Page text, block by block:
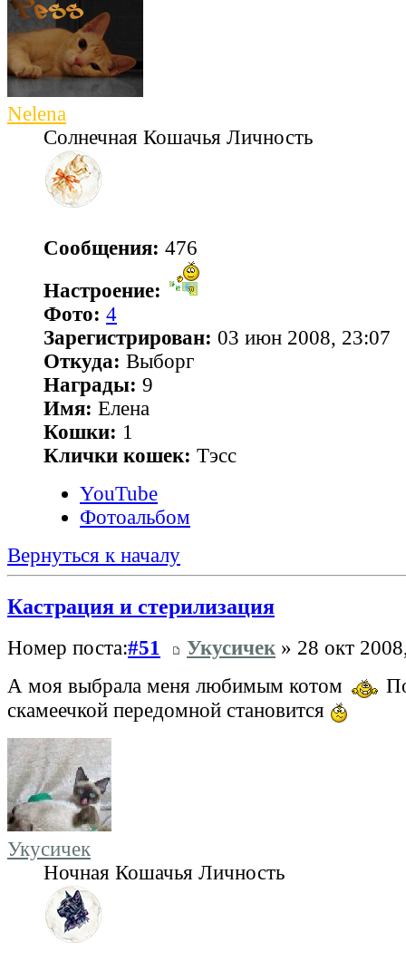
Nelena
Солнечная Кошачья Личность
Сообщения: 476
Настроение:
Фото: 4
Зарегистрирован: 03 июн 2008, 23:07
Откуда: Выборг
Награды: 9
Имя: Елена
Кошки: 1
Клички кошек: Тэсс
YouTube
Фотоальбом
Вернуться к началу
Кастрация и стерилизация
Номер поста:#51 Укусичек » 28 окт
А моя выбрала меня любимым котом
скамеечкой передомной становится
Укусичек
Ночная Кошачья Личность